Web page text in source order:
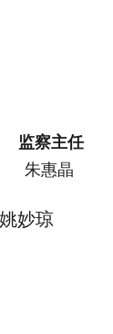
监察主任
朱惠晶